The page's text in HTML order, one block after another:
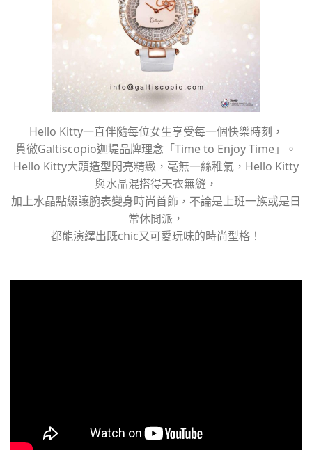
Hello Kitty一直伴隨每位女生享受每一個快樂時刻，
貫徹Galtiscopio迦堤品牌理念「Time to Enjoy Time」。
Hello Kitty大頭造型閃亮精緻，毫無一絲稚氣，Hello Kitty
與水晶混搭得天衣無縫，
加上水晶點綴讓腕表變身時尚首飾，不論是上班一族或是日
常休閒派，
都能演繹出既chic又可愛玩味的時尚型格！